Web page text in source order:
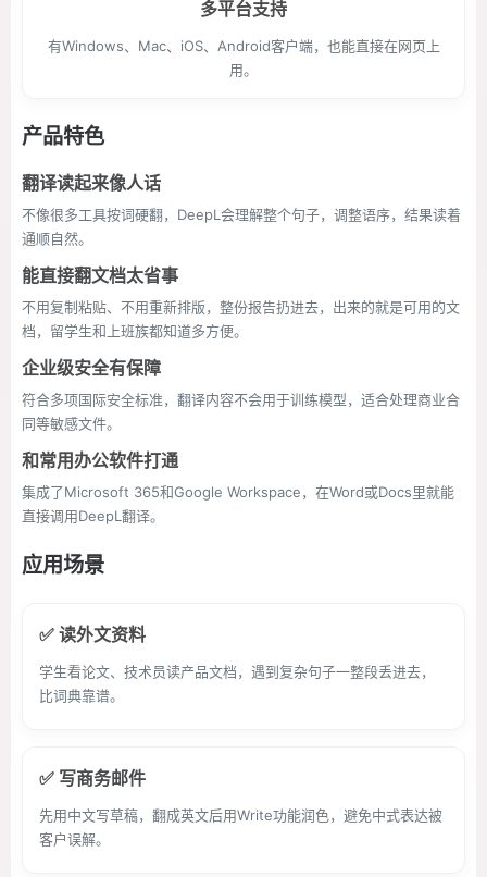
多平台支持
有Windows、Mac、iOS、Android客户端，也能直接在网页上
用。
产品特色
翻译读起来像人话
不像很多工具按词硬翻，DeepL会理解整个句子，调整语序，结果读着
通顺自然。
能直接翻文档太省事
不用复制粘贴、不用重新排版，整份报告扔进去，出来的就是可用的文
档，留学生和上班族都知道多方便。
企业级安全有保障
符合多项国际安全标准，翻译内容不会用于训练模型，适合处理商业合
同等敏感文件。
和常用办公软件打通
集成了Microsoft 365和Google Workspace，在Word或Docs里就能
直接调用DeepL翻译。
应用场景
✅ 读外文资料
学生看论文、技术员读产品文档，遇到复杂句子一整段丢进去，
比词典靠谱。
✅ 写商务邮件
先用中文写草稿，翻成英文后用Write功能润色，避免中式表达被
客户误解。